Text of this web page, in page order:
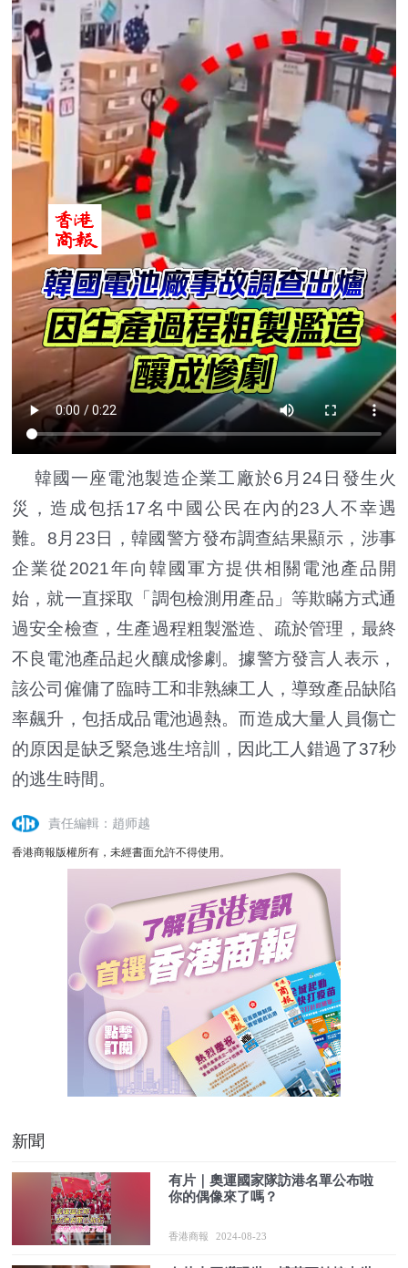
韓國一座電池製造企業工廠於6月24日發生火
災，造成包括17名中國公民在內的23人不幸遇
難。8月23日，韓國警方發布調查結果顯示，涉事
企業從2021年向韓國軍方提供相關電池產品開
始，就一直採取「調包檢測用產品」等欺瞞方式通
過安全檢查，生產過程粗製濫造、疏於管理，最終
不良電池產品起火釀成慘劇。據警方發言人表示，
該公司僱傭了臨時工和非熟練工人，導致產品缺陷
率飆升，包括成品電池過熱。而造成大量人員傷亡
的原因是缺乏緊急逃生培訓，因此工人錯過了37秒
的逃生時間。
責任編輯：趙师越
香港商報版權所有，未經書面允許不得使用。
新聞
有片｜奧運國家隊訪港名單公布啦
你的偶像來了嗎？
香港商報 2024-08-23